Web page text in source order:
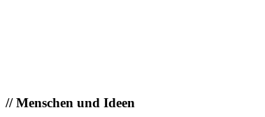
//Menschen und Ideen